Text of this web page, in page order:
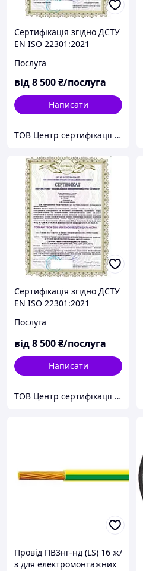
Сертифікація згідно ДСТУ
EN ISO 22301:2021
Системи управління
неперервністю бізнесу.
Вимоги
Послуга
від8 500₴/послуга
Написати
ТОВ Центр сертифікації ЄВРОСТАНДАРТ (Група компаній)
Сертифікація згідно ДСТУ
EN ISO 22301:2021
Системи управління
неперервністю бізнесу.
Вимоги
Послуга
від8 500₴/послуга
Написати
ТОВ Центр сертифікації ЄВРОСТАНДАРТ (Група компаній)
Провід ПВ3нг-нд (LS) 16 ж/
з для електромонтажних